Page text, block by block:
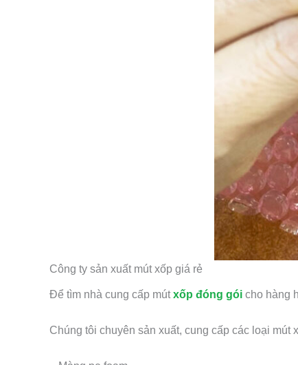
Công ty sản xuất mút xốp giá rẻ
Để tìm nhà cung cấp mútxốp đóng gói cho hàng
Chúng tôi chuyên sản xuất, cung cấp các loại mút